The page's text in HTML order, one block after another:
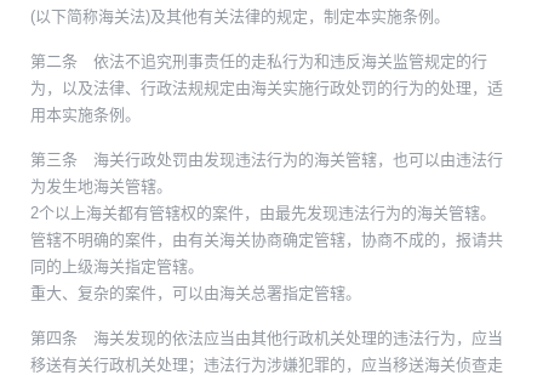
(以下简称海关法)及其他有关法律的规定，制定本实施条例。
第二条 依法不追究刑事责任的走私行为和违反海关监管规定的行
为，以及法律、行政法规规定由海关实施行政处罚的行为的处理，适
用本实施条例。
第三条 海关行政处罚由发现违法行为的海关管辖，也可以由违法行
为发生地海关管辖。
2个以上海关都有管辖权的案件，由最先发现违法行为的海关管辖。
管辖不明确的案件，由有关海关协商确定管辖，协商不成的，报请共
同的上级海关指定管辖。
重大、复杂的案件，可以由海关总署指定管辖。
第四条 海关发现的依法应当由其他行政机关处理的违法行为，应当
移送有关行政机关处理；违法行为涉嫌犯罪的，应当移送海关侦查走